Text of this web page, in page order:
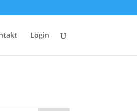
Login